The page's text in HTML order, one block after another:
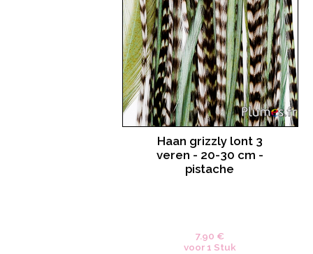
Haan grizzly lont 3
veren - 20-30 cm -
pistache
7.90 €
voor 1 Stuk